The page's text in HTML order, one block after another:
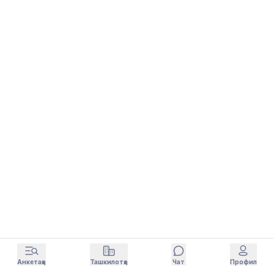
Анкетаҳо Ташкилотҳо Чат Профил